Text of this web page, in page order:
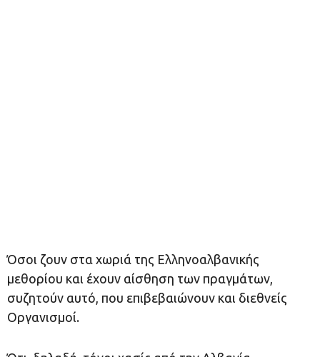
Όσοι ζουν στα χωριά της Ελληνοαλβανικής
μεθορίου και έχουν αίσθηση των πραγμάτων,
συζητούν αυτό, που επιβεβαιώνουν και διεθνείς
Οργανισμοί.